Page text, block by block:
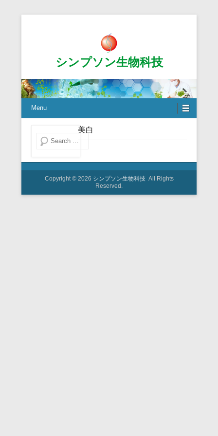
シンプソン生物科技
Menu
美白
Search
Copyright © 2026 シンプソン生物科技All Rights
Reserved.